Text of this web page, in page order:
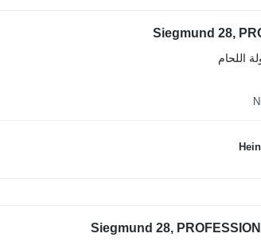
Siegmund 28,
اللحام
Siegmund 28,